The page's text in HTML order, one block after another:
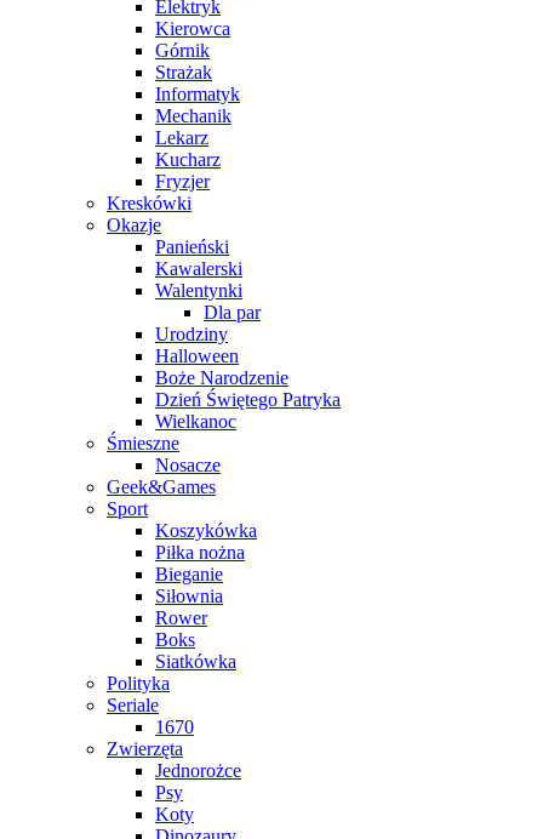
Elektryk
Kierowca
Górnik
Strażak
Informatyk
Mechanik
Lekarz
Kucharz
Fryzjer
Kreskówki
Okazje
Panieński
Kawalerski
Walentynki
Dla par
Urodziny
Halloween
Boże Narodzenie
Dzień Świętego Patryka
Wielkanoc
Śmieszne
Nosacze
Geek&Games
Sport
Koszykówka
Piłka nożna
Bieganie
Siłownia
Rower
Boks
Siatkówka
Polityka
Seriale
1670
Zwierzęta
Jednorożce
Psy
Koty